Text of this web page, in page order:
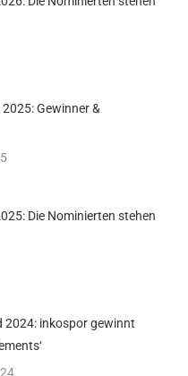
Gewinner &
Die Nominierten stehen
2024: inkospor gewinnt